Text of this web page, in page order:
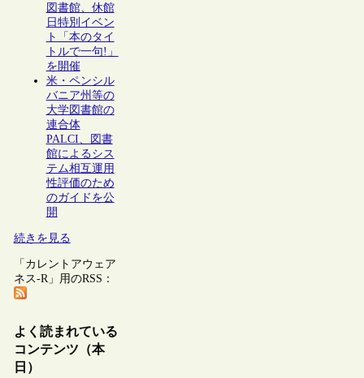
図書館、休館
日特別イベン
ト「本のタイ
トルで一句!」
を開催
米・ペンシル
バニア州等の
大学図書館の
連合体
PALCI、図書
館によるシス
テム相互運用
性評価のため
のガイドを公
開
続きを見る
「カレントアウェア
ネス-R」用のRSS：
よく読まれている
コンテンツ（本
日）